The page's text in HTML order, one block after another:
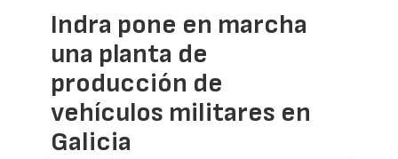
Indra pone en marcha
una planta de
producción de
vehículos militares en
Galicia